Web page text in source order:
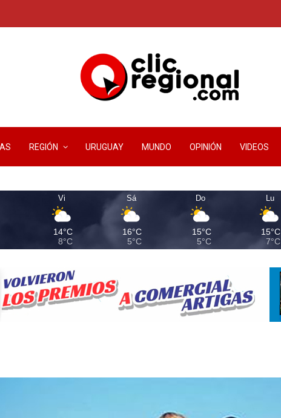
REGIÓN URUGUAY MUNDO OPINIÓN VIDEOS
Vi
14°C
8°C
Sá
16°C
5°C
Do
15°C
5°C
Lu
15°C
7°C